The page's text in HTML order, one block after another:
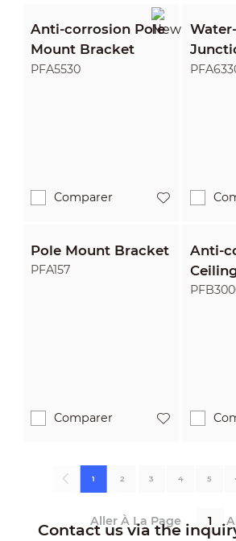
Anti-corrosion Pole
Mount Bracket
PFA5530
Comparer
Pole Mount Bracket
PFA157
Comparer
Anti-
1 2 3 4 5
Aller À La Page
Contact us via the